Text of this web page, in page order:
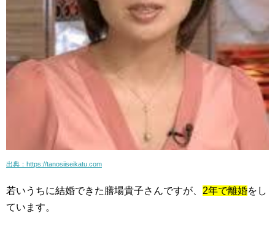
出典：https://tanosiiseikatu.com
若いうちに結婚できた膳場貴子さんですが、 2年で離婚をし
ています。